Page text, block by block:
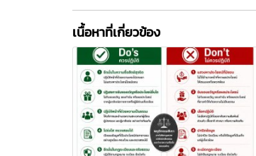
เนื้อหาที่เกี่ยวข้อง